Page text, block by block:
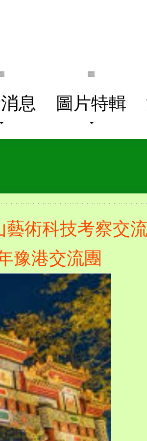
息 圖片特輯
科技考察交
流團